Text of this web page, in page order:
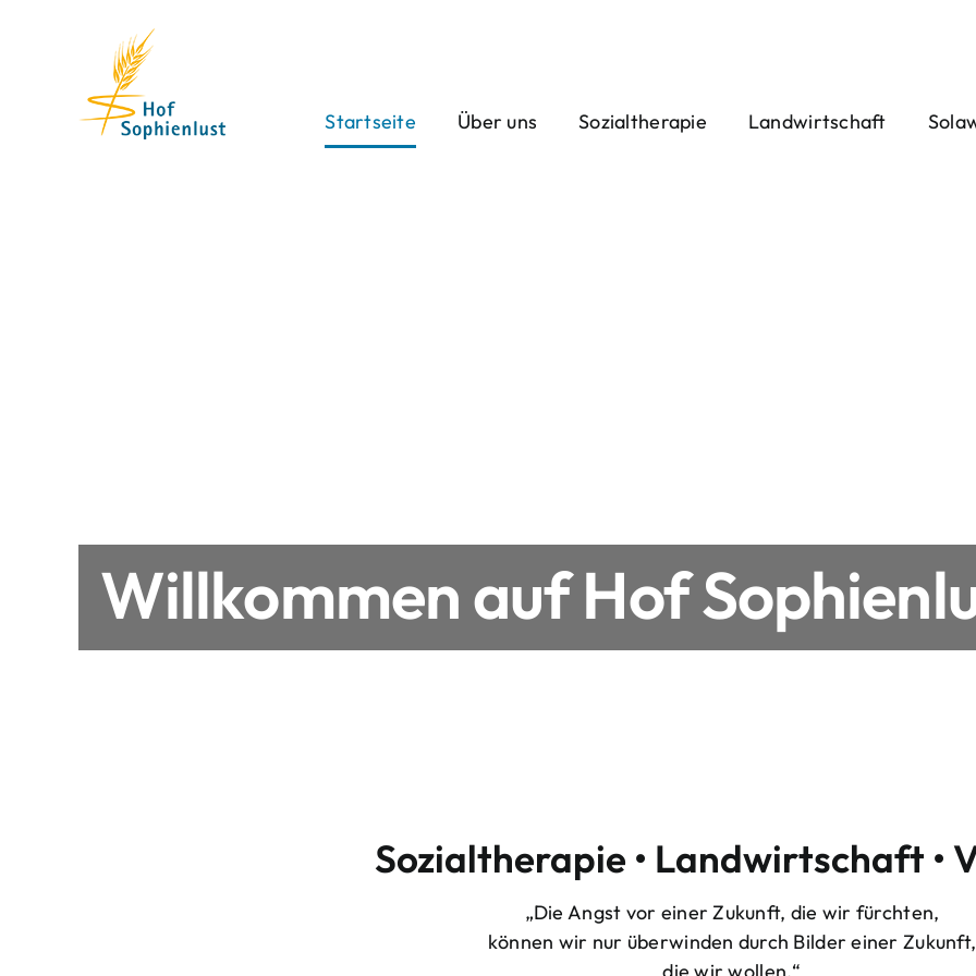
Startseite
Über uns Sozialtherapie Landwirtschaft
Willkommen auf Hof
Sozialtherapie • Landwirtschaft •
„Die Angst vor einer Zukunft, die wir fürchten,
können wir nur überwinden durch Bilder einer Zukunft,